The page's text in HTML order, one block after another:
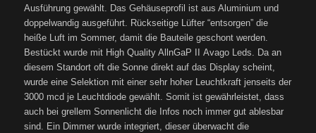
Ausführung gewählt. Das Gehäuseprofil ist aus Aluminium und
doppelwandig ausgeführt. Rückseitige Lüfter “entsorgen” die
heiße Luft im Sommer, damit die Bauteile geschont werden.
Bestückt wurde mit High Quality AllnGaP II Avago Leds. Da an
diesem Standort oft die Sonne direkt auf das Display scheint,
wurde eine Selektion mit einer sehr hoher Leuchtkraft jenseits der
3000 mcd je Leuchtdiode gewählt. Somit ist gewährleistet, dass
auch bei grellem Sonnenlicht die Infos noch immer gut ablesbar
sind. Ein Dimmer wurde integriert, dieser überwacht die